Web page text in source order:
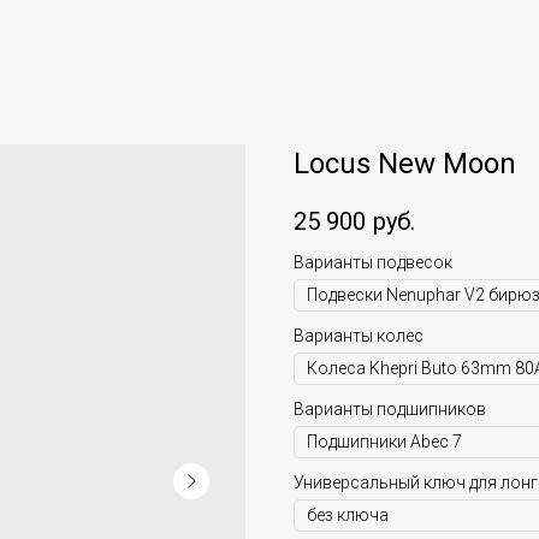
Locus New Moon
25 900 руб.
Варианты подвесок
Варианты колес
Варианты подшипников
Универсальный ключ для